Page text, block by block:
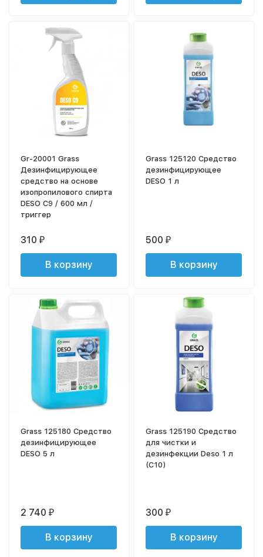
Gr-20001 Grass
Дезинфицирующее
средство на основе
изопропилового спирта
DESO C9 / 600 мл /
триггер
310₽
В корзину
Grass 125120 Средство
дезинфицирующее
DESO 1 л
500₽
В корзину
Grass 125180 Средство
дезинфицирующее
DESO 5 л
2 740₽
В корзину
Grass 125190 Средство
для чистки и
дезинфекции Deso 1 л
(С10)
300₽
В корзину